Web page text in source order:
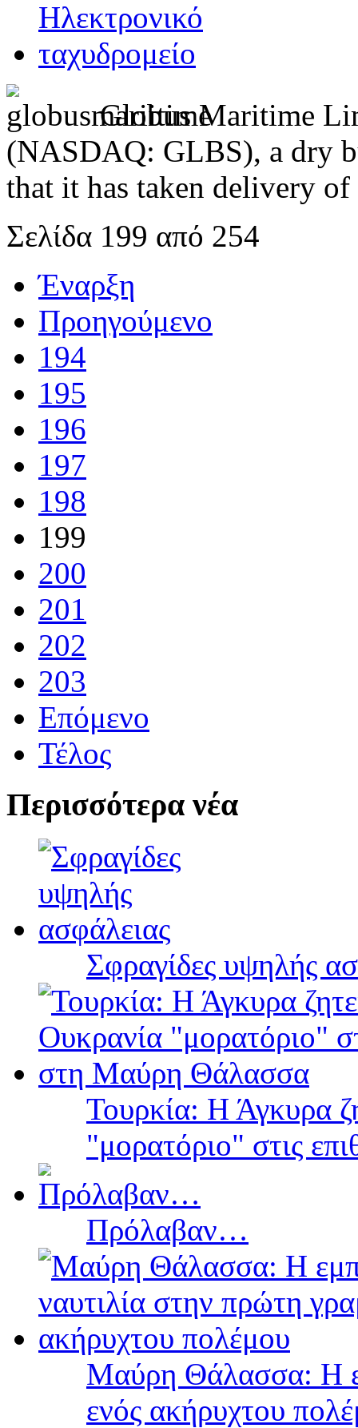
Globus Maritime
(NASDAQ: GLBS), a dry
that it has taken delivery
Σελίδα 199 από 254
Έναρξη
Προηγούμενο
194
195
196
197
198
199
200
201
202
203
Επόμενο
Τέλος
Περισσότερα νέα
Σφραγίδες υψηλής
Τουρκία: Η Άγκυρα
"μορατόριο" στις
Πρόλαβαν…
Μαύρη Θάλασσα: Η
ενός ακήρυχτου